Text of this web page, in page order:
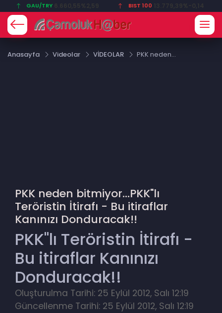
GAU/TRY BIST 100
Anasayfa Videolar VİDEOLAR
PKK neden
PKK neden bitmiyor...PKK"lı
Teröristin İtirafı - Bu itiraflar
Kanınızı Donduracak!!
PKK"lı Teröristin İtirafı -
Bu itiraflar Kanınızı
Donduracak!!
Oluşturulma Tarihi: 25 Eylül 2012, Salı 12:19
Güncellenme Tarihi: 25 Eylül 2012, Salı 12:19